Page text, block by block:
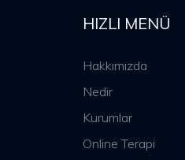
HIZLI MENÜ
Hakkımızda
Nedir
Kurumlar
Online Terapi